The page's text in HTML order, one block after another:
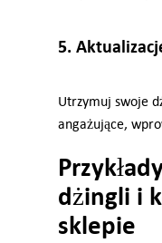
5.
Utrzymuj swoje
angażujące,
dżingli i
sklepie